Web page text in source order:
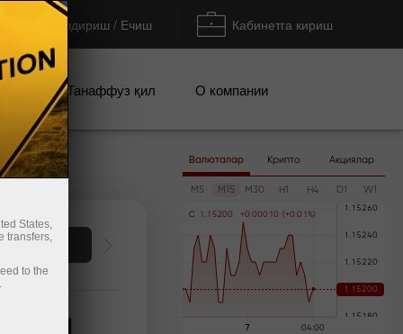
Тўлдириш / Ечиш Кабинетга кириш
Танаффуз қил О компании
деньги
Валюталар Крипто Акциялар
M5 M15 M30 H1 H4 D1 W1
C 1 . 1 5200 +0 .000 1 0 (+0 .0 1 %
States,
transfers,
to the